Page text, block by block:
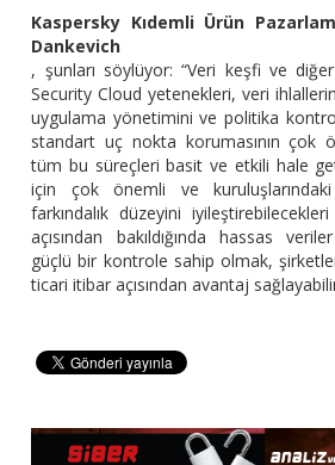
Kaspersky Kıdemli Ürün
Dankevich
, şunları söylüyor: “Veri keşfi ve
Security Cloud yetenekleri, veri
uygulama yönetimini ve politika
standart uç nokta korumasının çok
tüm bu süreçleri basit ve etkili hale
için çok önemli ve
farkındalık düzeyini
açısından bakıldığında hassas
güçlü bir kontrole sahip olmak,
ticari itibar açısından avantaj